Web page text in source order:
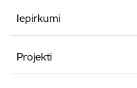
Iepirkumi
Projekti